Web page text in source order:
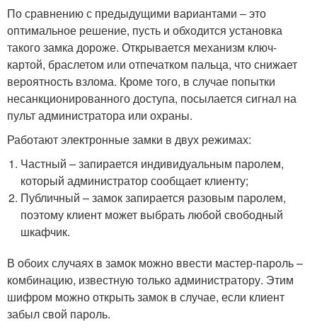
По сравнению с предыдущими вариантами – это
оптимальное решение, пусть и обходится установка
такого замка дороже. Открывается механизм ключ-
картой, браслетом или отпечатком пальца, что снижает
вероятность взлома. Кроме того, в случае попытки
несанкционированного доступа, посылается сигнал на
пульт администратора или охраны.
Работают электронные замки в двух режимах:
Частный – запирается индивидуальным паролем,
который администратор сообщает клиенту;
Публичный – замок запирается разовым паролем,
поэтому клиент может выбрать любой свободный
шкафчик.
В обоих случаях в замок можно ввести мастер-пароль –
комбинацию, известную только администратору. Этим
шифром можно открыть замок в случае, если клиент
забыл свой пароль.